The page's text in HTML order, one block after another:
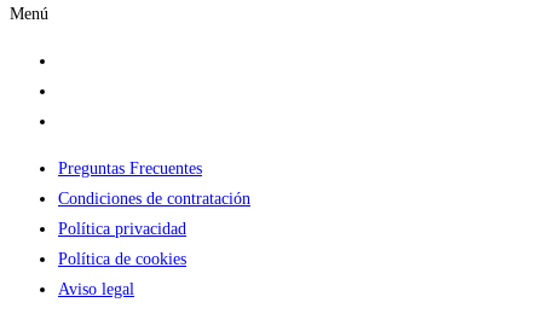
Menú
Preguntas Frecuentes
Condiciones de contratación
Política privacidad
Política de cookies
Aviso legal